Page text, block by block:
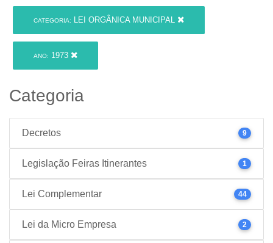
CATEGORIA: LEI ORGÂNICA MUNICIPAL
ANO: 1973
Categoria
Decretos 9
Legislação Feiras Itinerantes 1
Lei Complementar 44
Lei da Micro Empresa 2